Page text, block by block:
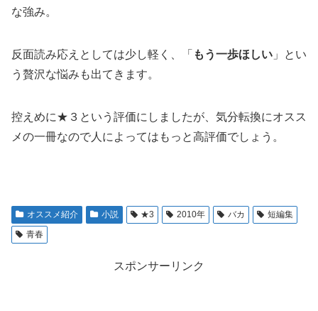
な強み。
反面読み応えとしては少し軽く、「 もう一歩ほしい 」とい
う贅沢な悩みも出てきます。
控えめに★３という評価にしましたが、気分転換にオスス
メの一冊なので人によってはもっと高評価でしょう。
オススメ紹介 小説 ★3 2010年 バカ
短編集
青春
スポンサーリンク